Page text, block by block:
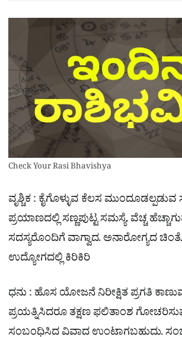
Check Your Rasi Bhavishya
ವೃಶ್ಚಿಕ : ಕೈಗೊಳ್ಳುವ ಕೆಲಸ ಮುಂದೂಡಲ್ಪಡುವ
ಪ್ರಯಾಣದಲ್ಲಿ ಸಣ್ಣಪುಟ್ಟ ಸಮಸ್ಯೆ. ವೆಚ್ಚ
ಸದಸ್ಯರೊಂದಿಗೆ ವಾಗ್ವಾದ. ಅನಾರೋಗ್ಯದ ಚಿಂತೆ.
ಉದ್ಯೋಗದಲ್ಲಿ ಕಿರಿಕಿರಿ
ಧನು : ಹೊಸ ಯೋಜನೆ ನಿರೀಕ್ಷಿತ ಪ್ರಗತಿ
ಪ್ರಯತ್ನಿಸಿದರೂ ತಕ್ಷಣ ಫಲಿತಾಂಶ